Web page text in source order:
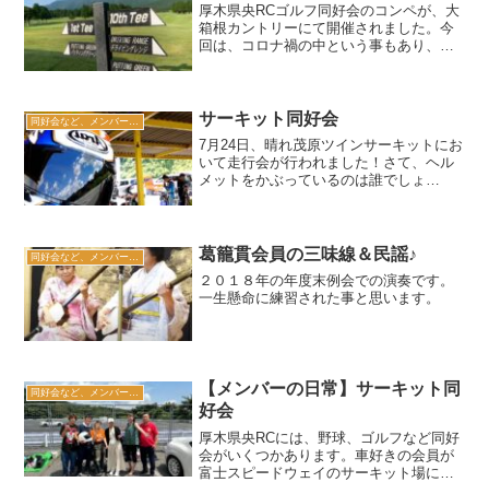
厚木県央RCゴルフ同好会のコンペが、大
箱根カントリーにて開催されました。今
回は、コロナ禍の中という事もあり、開
て、「かながわコロナ医...
同好会など、メンバーの日常 サーキット同好会
7月24日、晴れ茂原ツインサーキットにお
いて走行会が行われました！さて、ヘル
メットをかぶっているのは誰でしょ
葛籠貫会員の三味線＆民謡♪
２０１８年の年度末例会での演奏です。
一生懸命に練習された事と思います。
【メンバーの日常】サーキット同
好会
厚木県央RCには、野球、ゴルフなど同好
会がいくつかあります。車好きの会員が
富士スピードウェイのサーキット場に集